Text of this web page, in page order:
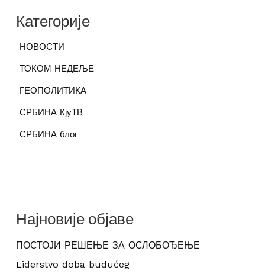
Категорије
НОВОСТИ
ТОКОМ НЕДЕЉЕ
ГЕОПОЛИТИКА
СРБИНА КјуТВ
СРБИНА блог
Најновије објаве
ПОСТОЈИ РЕШЕЊЕ ЗА ОСЛОБОЂЕЊЕ
Liderstvo doba budućeg